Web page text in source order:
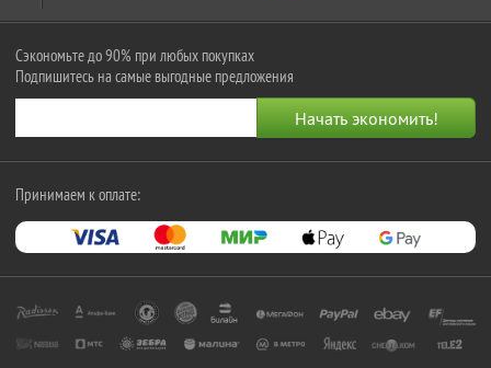
Сэкономьте до 90% при любых покупках
Подпишитесь на самые выгодные предложения
Принимаем к оплате: